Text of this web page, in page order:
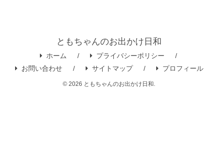
ともちゃんのお出かけ日和
ホーム
プライバシーポリシー
お問い合わせ
サイトマップ プロフィール
© 2026 ともちゃんのお出かけ日和.